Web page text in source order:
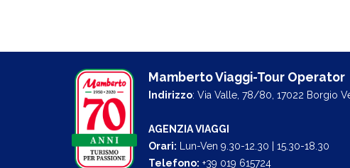
Mamberto Viaggi-Tour Operator
Indirizzo: Via Valle, 78/80, 17022 Borgio
AGENZIA VIAGGI
Orari: Lun-Ven 9.30-12.30 | 15.30-18.30
Telefono: +39 019 615724